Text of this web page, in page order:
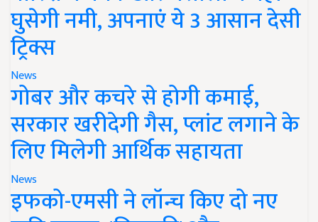
घुसेगी नमी, अपनाएं ये 3 आसान देसी
ट्रिक्स
News
गोबर और कचरे से होगी कमाई,
सरकार खरीदेगी गैस, प्लांट लगाने के
लिए मिलेगी आर्थिक सहायता
News
इफको-एमसी ने लॉन्च किए दो नए